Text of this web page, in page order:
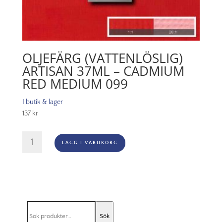
OLJEFÄRG (VATTENLÖSLIG)
ARTISAN 37ML – CADMIUM
RED MEDIUM 099
I butik & lager
137 kr
(vattenlöslig)
red
medium
LÄGG I VARUKORG
efter:
Sök